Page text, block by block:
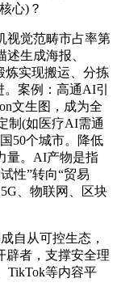
心)？
觉范畴市占率第
生成海报、
炼实现搬运、分拣
案例：高通AI引
文生图，成为全
制(如医疗AI需通
50个城市。降低
量。AI产物是指
性”转向“贸易
、物联网、区块
自从可控生态，
辟者，支撑安全理
TikTok等内容平